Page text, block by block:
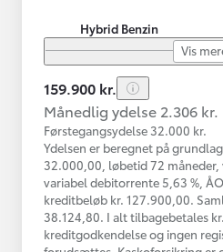
Hybrid Benzin
Vis
159.900 kr.
Månedlig ydelse 2.306 kr.
Førstegangsydelse 32.000 kr.
Ydelsen er beregnet på
32.000,00, løbetid 72 måneder,
variabel debitorrente 5,63 %,
kreditbeløb kr. 127.900,00.
38.124,80. I alt tilbagebetales
kreditgodkendelse og ingen